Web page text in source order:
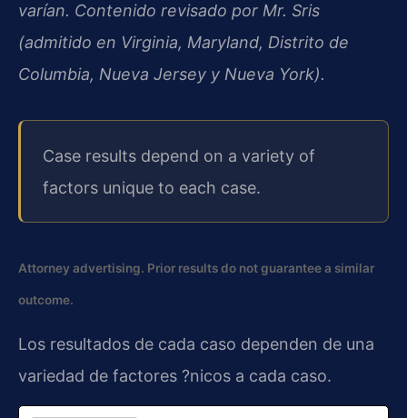
varían. Contenido revisado por Mr. Sris
(admitido en Virginia, Maryland, Distrito de
Columbia, Nueva Jersey y Nueva York).
Case results depend on a variety of
factors unique to each case.
Attorney advertising. Prior results do not guarantee a similar
outcome.
Los resultados de cada caso dependen de una
variedad de factores ?nicos a cada caso.